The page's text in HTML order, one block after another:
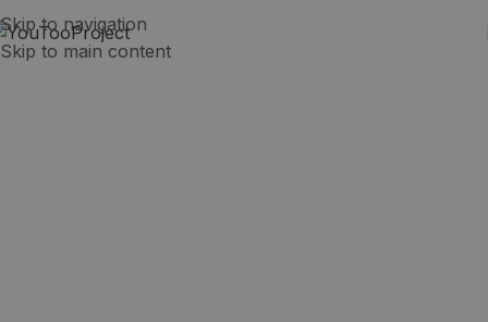
Skip to navigation
Skip to main content